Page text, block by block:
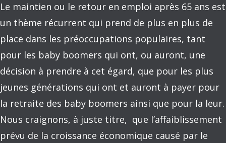
Le maintien ou le retour en emploi après 65 ans est
un thème récurrent qui prend de plus en plus de
place dans les préoccupations populaires, tant
pour les baby boomers qui ont, ou auront, une
décision à prendre à cet égard, que pour les plus
jeunes générations qui ont et auront à payer pour
la retraite des baby boomers ainsi que pour la leur.
Nous craignons, à juste titre, que l’affaiblissement
prévu de la croissance économique causé par le